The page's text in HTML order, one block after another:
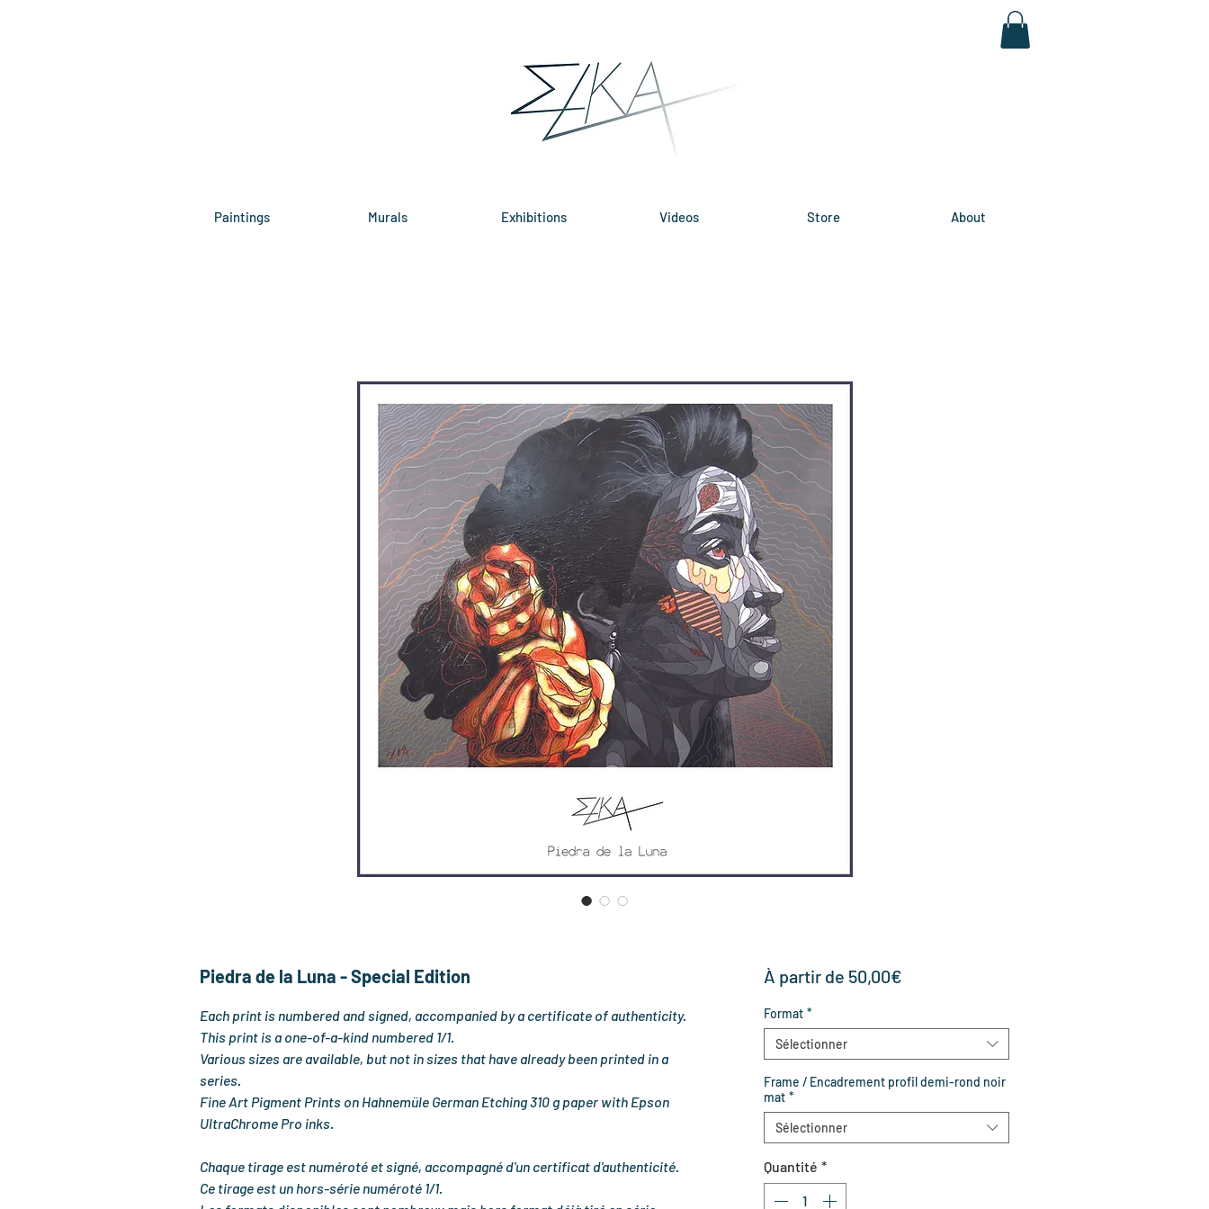
Paintings Murals Exhibitions Videos Store About
Piedra de la Luna - Special Edition
Each print is numbered and signed, accompanied by a certificate of authenticity.
This print is a one-of-a-kind numbered 1/1.
Various sizes are available, but not in sizes that have already been printed in a
series.
Fine Art Pigment Prints on Hahnemüle German Etching 310 g paper with Epson
UltraChrome Pro inks.
Chaque tirage est numéroté et signé, accompagné d'un certificat d'authenticité.
Ce tirage est un hors-série numéroté 1/1.
À partir de 50,00€Prix
Format *
Sélectionner
Frame / Encadrement profil demi-rond noir
mat *
Sélectionner
Quantité *